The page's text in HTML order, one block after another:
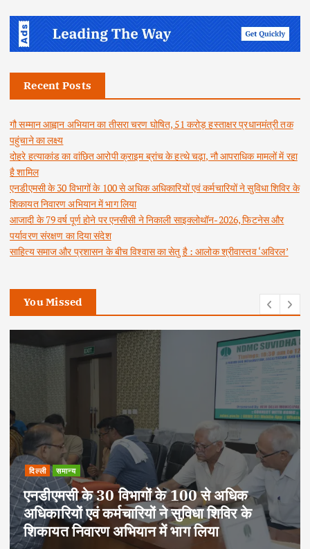
Recent Posts
गौ सम्मान आह्वान अभियान का तीसरा चरण घोषित, 51 करोड़ हस्ताक्षर प्रधानमंत्री तक
पहुंचाने का लक्ष्य
दोहरे हत्याकांड का वांछित आरोपी क्राइम ब्रांच के हत्थे चढ़ा, नौ आपराधिक मामलों में रहा
है शामिल
एनडीएमसी के 30 विभागों के 100 से अधिक अधिकारियों एवं कर्मचारियों ने सुविधा शिविर के
शिकायत निवारण अभियान में भाग लिया
आजादी के 79 वर्ष पूर्ण होने पर एनसीसी ने निकाली साइक्लोथॉन-2026, फिटनेस और
पर्यावरण संरक्षण का दिया संदेश
साहित्य समाज और प्रशासन के बीच विश्वास का सेतु है : आलोक श्रीवास्तव ‘अविरल’
You Missed
दिल्ली समान्य
एनडीएमसी के 30 विभागों के 100 से अधिक
अधिकारियों एवं कर्मचारियों ने सुविधा शिविर के
शिकायत निवारण अभियान में भाग लिया